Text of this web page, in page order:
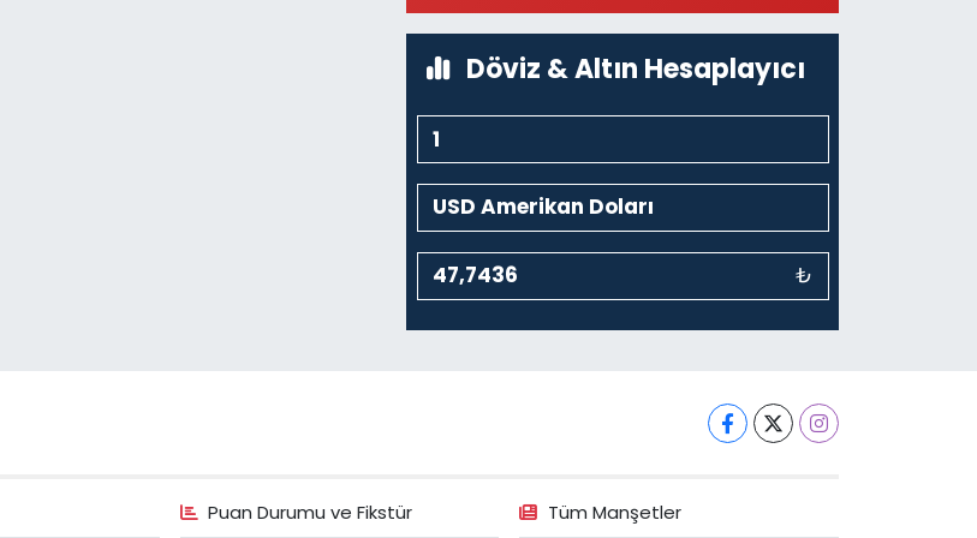
Müzesi Arkası-kalaycıbahçe Meydana Doğru
Döviz & Altın Hesaplayıcı
₺
Puan Durumu ve Fikstür Tüm Manşetler